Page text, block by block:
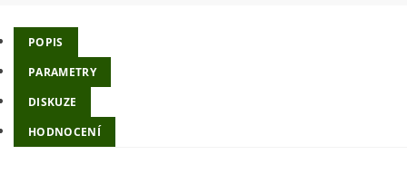
POPIS
PARAMETRY
DISKUZE
HODNOCENÍ